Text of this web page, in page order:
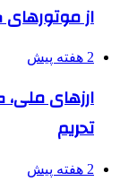
از
2 هفته پیش
ارزهای
تحریم
2 هفته پیش